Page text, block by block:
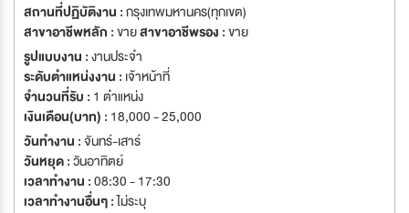
สถานที่ปฏิบัติงาน :กรุงเทพมหานคร(ทุกเขต)
สาขาอาชีพหลัก :ขายสาขาอาชีพรอง :ขาย
รูปแบบงาน :งานประจำ
ระดับตำแหน่งงาน : เจ้าหน้าที่
จำนวนที่รับ : 1 ตำแหน่ง
เงินเดือน(บาท) : 18,000 - 25,000
วันทำงาน :จันทร์-เสาร์
วันหยุด :วันอาทิตย์
เวลาทำงาน :08:30 - 17:30
เวลาทำงานอื่นๆ :ไม่ระบุ